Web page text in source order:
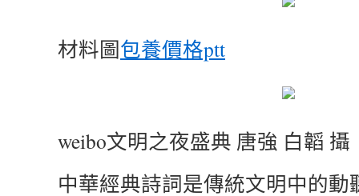
材料圖包養價格ptt
weibo文明之夜盛典 唐強 白韜 攝
中華經典詩詞是傳統文明中的